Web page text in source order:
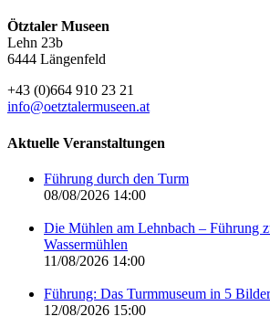
Ötztaler Museen
Lehn 23b
6444 Längenfeld
+43 (0)664 910 23 21
info@oetztalermuseen.at
Aktuelle Veranstaltungen
Führung durch den Turm
08/08/2026 14:00
Die Mühlen am Lehnbach – Führung
Wassermühlen
11/08/2026 14:00
Führung: Das Turmmuseum in 5
12/08/2026 15:00